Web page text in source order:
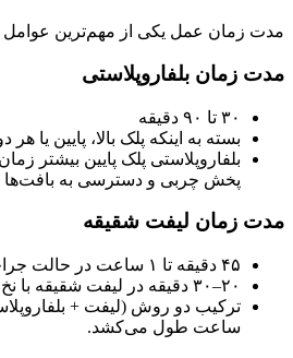
مدت زمان عمل یکی از مهم‌ترین عوامل
مدت زمان بلفاروپلاستی
۳۰ تا ۹۰ دقیقه
بسته به اینکه پلک بالا، پایین یا
بلفاروپلاستی پلک پایین بیشتر
پخش چربی و دسترسی به بافت‌ها
مدت زمان لیفت شقیقه
۴۵ دقیقه تا ۱ ساعت در حالت جراحی
۲۰–۳۰ دقیقه در لیفت شقیقه با نخ
ساعت طول می‌کشد.